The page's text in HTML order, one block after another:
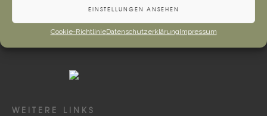
EINSTELLUNGEN ANSEHEN
Cookie-RichtlinieDatenschutzerklärungImpressum
WEITERE LINKS